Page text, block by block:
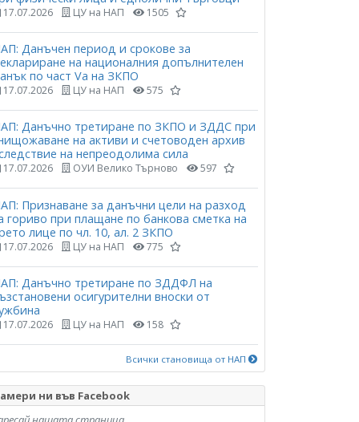
17.07.2026 ЦУ на НАП 1505
Данъчен период и срокове за
на националния допълнителен
по част Vа на ЗКПО
17.07.2026 ЦУ на НАП 575
Данъчно третиране по ЗКПО и ЗДДС при
на активи и счетоводен архив
на непреодолима сила
17.07.2026 ОУИ Велико Търново 597
Признаване за данъчни цели на разход
гориво при плащане по банкова сметка на
лице по чл. 10, ал. 2 ЗКПО
17.07.2026 ЦУ на НАП 775
Данъчно третиране по ЗДДФЛ на
осигурителни вноски от
17.07.2026 ЦУ на НАП 158
Всички становища от НАП
ни във Facebook